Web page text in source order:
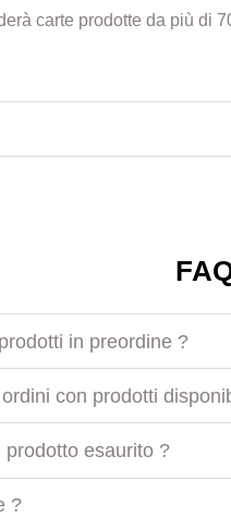
carte prodotte da più
in preordine ?
con prodotti
esaurito ?
?